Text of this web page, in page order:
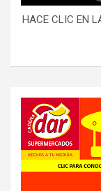
HACE CLIC EN